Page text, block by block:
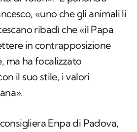
«uno che gli animali li
ribadì che «il Papa
in contrapposizione
ma ha focalizzato
il suo stile, i valori
Enpa di Padova,